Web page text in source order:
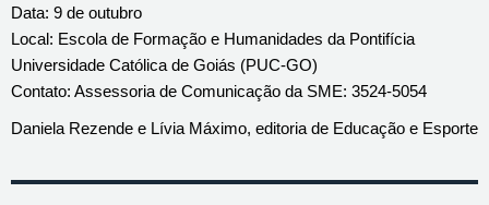
Data: 9 de outubro
Local: Escola de Formação e Humanidades da Pontifícia
Universidade Católica de Goiás (PUC-GO)
Contato: Assessoria de Comunicação da SME: 3524-5054
Daniela Rezende e Lívia Máximo, editoria de Educação e Esporte